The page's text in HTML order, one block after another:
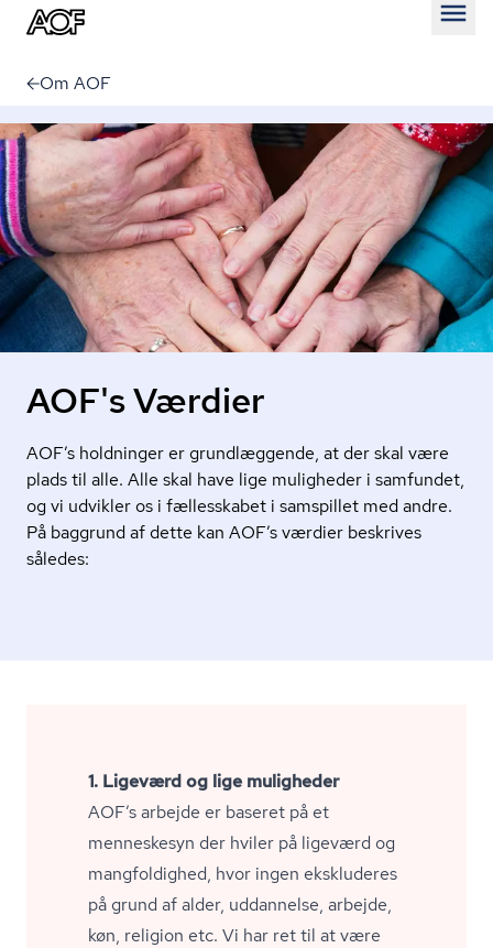
Om AOF
AOF's Værdier
AOF’s holdninger er grundlæggende, at der skal være
plads til alle. Alle skal have lige muligheder i samfundet,
og vi udvikler os i fællesskabet i samspillet med andre.
På baggrund af dette kan AOF’s værdier beskrives
således:
1. Ligeværd og lige muligheder
AOF’s arbejde er baseret på et
menneskesyn der hviler på ligeværd og
mangfoldighed, hvor ingen ekskluderes
på grund af alder, uddannelse, arbejde,
køn, religion etc. Vi har ret til at være